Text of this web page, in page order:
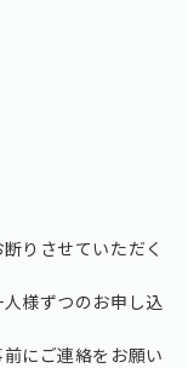
りさせていただく
様ずつのお申し込
にご連絡をお願い